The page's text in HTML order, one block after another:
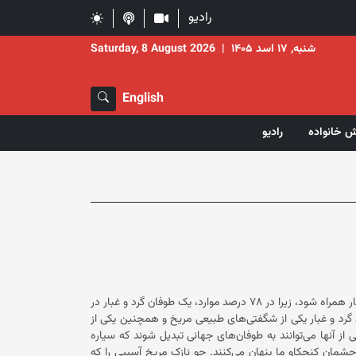
رادیو
شنبه, ۱۷ اسد ۱۴۰۵ |
Saturday, 8 August 2026
English
خانواده رادیو
گزارش آب و هوای مریخ ممکن است به زودی با پیش‌بینی طوفان‌های گرد و غبار همراه شود، زیرا در ۷۸ درصد موارد، یک طوفان گرد و غبار در
غیرعادی گرمایش خورشیدی پیش می‌آید. طوفان‌های گرد و غبار یکی از شگفتی‌های طبیعی مریخ و همچنین یکی از
آنها می‌توانند به طوفان‌های جهانی تبدیل شوند که سیاره